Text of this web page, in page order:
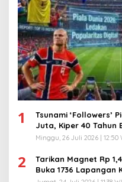
1
Tsunami ‘Followers’
Juta, Kiper 40 Tahun
Minggu, 26 Juli 2026 | 12:50
2
Tarikan Magnet Rp
Buka 1736 Lapangan